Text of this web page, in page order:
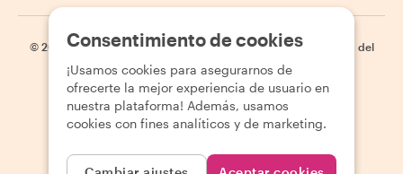
© 2026 Withlocals.com | Política de privacidad | Cookies
Mapa del
Consentimiento de cookies
¡Usamos cookies para asegurarnos de
ofrecerte la mejor experiencia de usuario en
nuestra plataforma! Además, usamos
cookies con fines analíticos y de marketing.